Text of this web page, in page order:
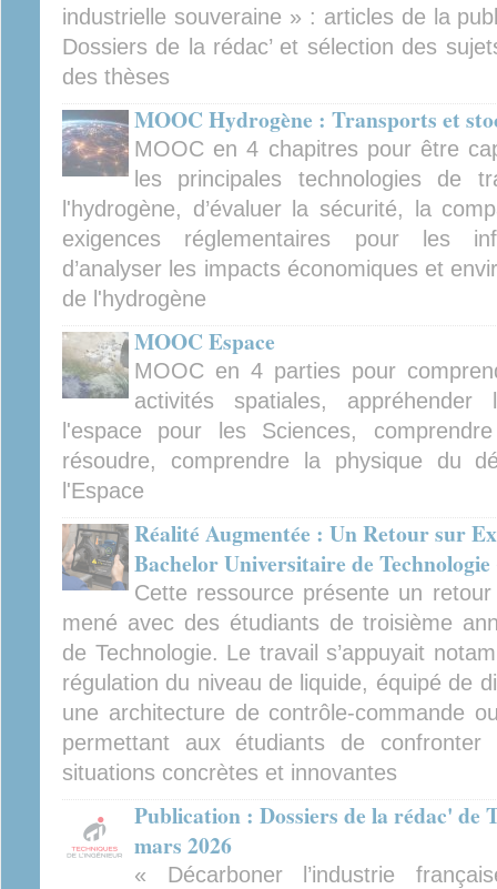
industrielle souveraine » : articles de la
Dossiers de la rédac’ et sélection des
des thèses
MOOC Hydrogène : Transports et
MOOC en 4 chapitres pour être
les principales technologies de
l'hydrogène, d’évaluer la sécurité, la
exigences réglementaires pour les
d’analyser les impacts économiques et
de l'hydrogène
MOOC Espace
MOOC en 4 parties pour
activités spatiales,
l'espace pour les Sciences,
résoudre, comprendre la physique du
l'Espace
Réalité Augmentée : Un Retour sur
Bachelor Universitaire de
Cette ressource présente un retour
mené avec des étudiants de troisième
de Technologie. Le travail s’appuyait
régulation du niveau de liquide, équipé de
une architecture de contrôle-commande
permettant aux étudiants de
situations concrètes et innovantes
Publication : Dossiers de la rédac' de
mars 2026
« Décarboner l’industrie